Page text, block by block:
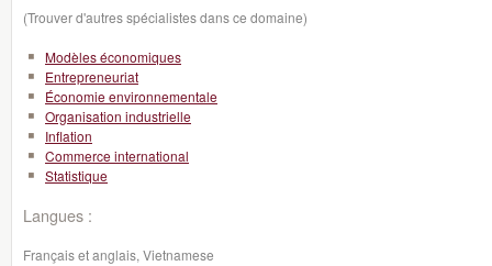
(Trouver d'autres spécialistes dans ce domaine)
Modèles économiques
Entrepreneuriat
Économie environnementale
Organisation industrielle
Inflation
Commerce international
Statistique
Langues :
Français et anglais, Vietnamese